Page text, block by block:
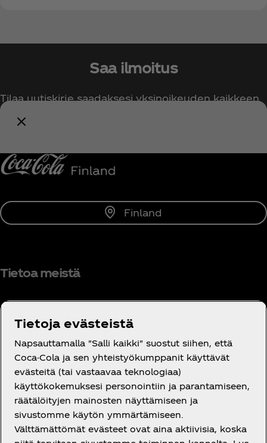
Saa ilmoitus
Tilaa uutiskirje saadaksesi yksinoikeuden kaikkeen
Coca‑Colaan liittyvään!
Finland
Tietoa meistä
Tarvitsetko apua?
Oikeudelliset tiedot
Tietoja evästeistä
Napsauttamalla "Salli kaikki" suostut siihen, että
Coca-Cola ja sen yhteistyökumppanit käyttävät
evästeitä (tai vastaavaa teknologiaa)
käyttökokemuksesi personointiin ja parantamiseen,
räätälöityjen mainosten näyttämiseen ja
sivustomme käytön ymmärtämiseen.
Välttämättömät evästeet ovat aina aktiivisia, koska